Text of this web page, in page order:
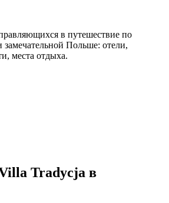
в путешествие по
Польше: отели,
места отдыха.
Tradycja в